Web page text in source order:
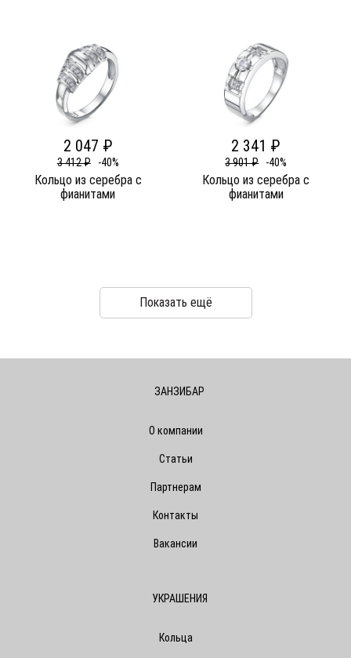
2 047 ₽
3 412 ₽ -40%
Кольцо из серебра c
фианитами
2 341 ₽
3 901 ₽ -40%
Кольцо из серебра c
фианитами
Показать ещё
ЗАНЗИБАР
О компании
Статьи
Партнерам
Контакты
Вакансии
УКРАШЕНИЯ
Кольца